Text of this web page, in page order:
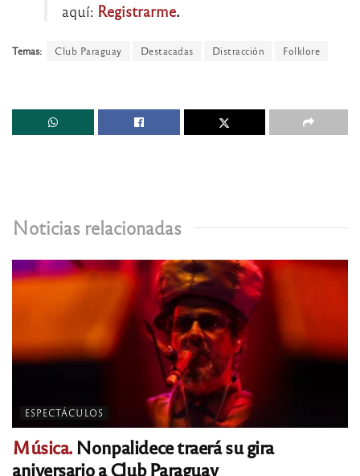
aquí: Registrarme.
Temas: Club Paraguay Destacadas Distracción Folklore
Noticias relacionadas
ESPECTÁCULOS
Música.Nonpalidece traerá su gira
aniversario a Club Paraguay